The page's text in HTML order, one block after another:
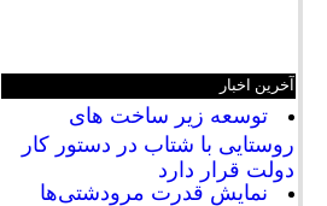
آخرین اخبار
توسعه زیر ساخت های
روستایی با شتاب در دستور کار
دولت قرار دارد
نمایش قدرت مرودشتی‌ها